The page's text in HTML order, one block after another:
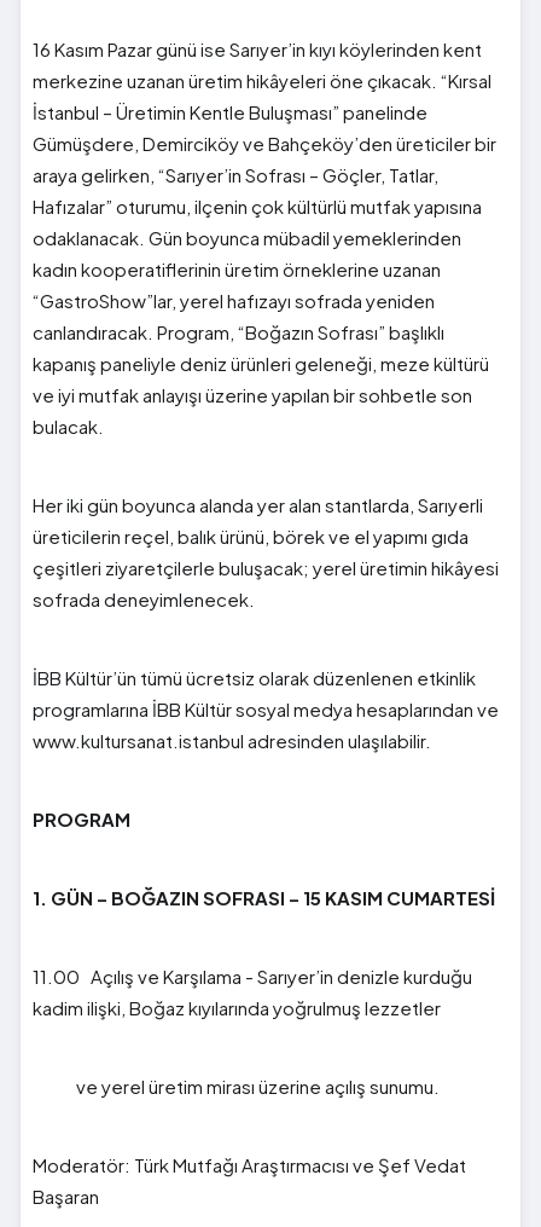
16 Kasım Pazar günü ise Sarıyer’in kıyı köylerinden kent
merkezine uzanan üretim hikâyeleri öne çıkacak. “Kırsal
İstanbul – Üretimin Kentle Buluşması” panelinde
Gümüşdere, Demirciköy ve Bahçeköy’den üreticiler bir
araya gelirken, “Sarıyer’in Sofrası – Göçler, Tatlar,
Hafızalar” oturumu, ilçenin çok kültürlü mutfak yapısına
odaklanacak. Gün boyunca mübadil yemeklerinden
kadın kooperatiflerinin üretim örneklerine uzanan
“GastroShow”lar, yerel hafızayı sofrada yeniden
canlandıracak. Program, “Boğazın Sofrası” başlıklı
kapanış paneliyle deniz ürünleri geleneği, meze kültürü
ve iyi mutfak anlayışı üzerine yapılan bir sohbetle son
bulacak.
Her iki gün boyunca alanda yer alan stantlarda, Sarıyerli
üreticilerin reçel, balık ürünü, börek ve el yapımı gıda
çeşitleri ziyaretçilerle buluşacak; yerel üretimin hikâyesi
sofrada deneyimlenecek.
İBB Kültür’ün tümü ücretsiz olarak düzenlenen etkinlik
programlarına İBB Kültür sosyal medya hesaplarından ve
www.kultursanat.istanbul adresinden ulaşılabilir.
PROGRAM
1. GÜN – BOĞAZIN SOFRASI – 15 KASIM CUMARTESİ
11.00 Açılış ve Karşılama - Sarıyer’in denizle kurduğu
kadim ilişki, Boğaz kıyılarında yoğrulmuş lezzetler
ve yerel üretim mirası üzerine açılış sunumu.
Moderatör: Türk Mutfağı Araştırmacısı ve Şef Vedat
Başaran